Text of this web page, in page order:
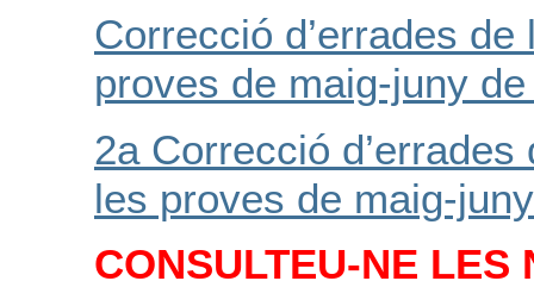
Correcció d’errades
proves de maig-juny
2a Correcció
les proves de maig-
CONSULTEU-NE LES